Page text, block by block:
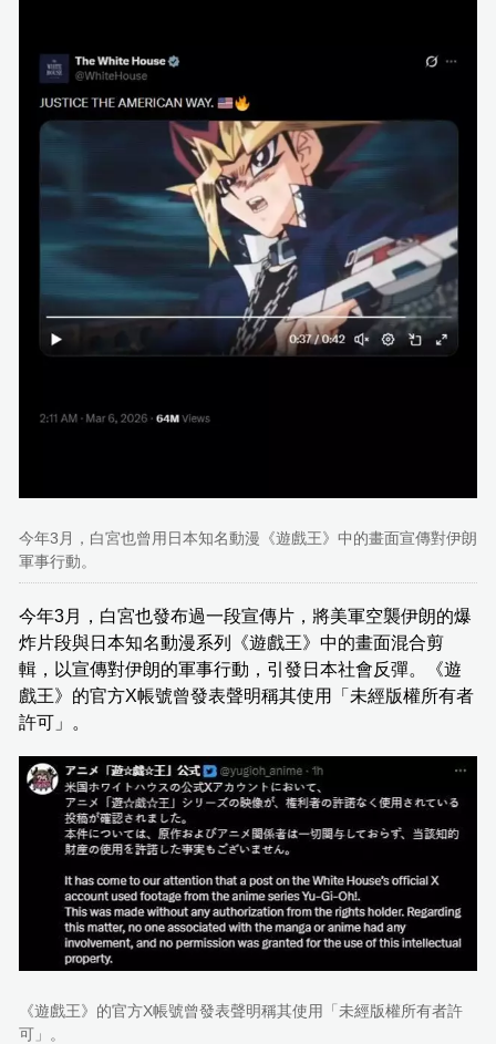
今年3月，白宮也曾用日本知名動漫《遊戲王》中的畫面宣傳對伊朗
軍事行動。
今年3月，白宮也發布過一段宣傳片，將美軍空襲伊朗的爆
炸片段與日本知名動漫系列《遊戲王》中的畫面混合剪
輯，以宣傳對伊朗的軍事行動，引發日本社會反彈。《遊
戲王》的官方X帳號曾發表聲明稱其使用「未經版權所有者
許可」。
《遊戲王》的官方X帳號曾發表聲明稱其使用「未經版權所有者許
可」。